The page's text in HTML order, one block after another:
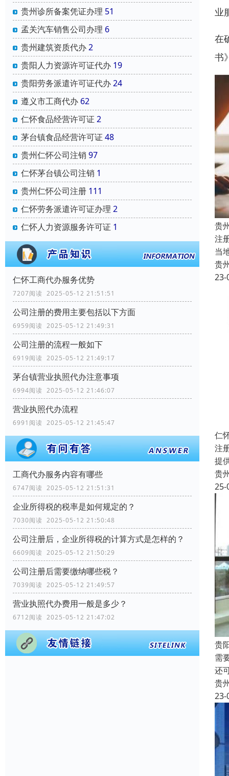
贵州诊所备案凭证办理 51
孟关汽车销售公司办理 6
贵州建筑资质代办2
贵阳人力资源许可证代办 19
贵阳劳务派遣许可证代办24
遵义市工商代办 62
仁怀食品经营许可证 2
茅台镇食品经营许可证 48
贵州仁怀公司注销 97
仁怀茅台镇公司注销 1
贵州仁怀公司注册 111
仁怀劳务派遣许可证办理 2
仁怀人力资源服务许可证 1
仁怀工商代办服务优势
7207阅读 2025-05-12 21:51:51
公司注册的费用主要包括以下方面
6959阅读 2025-05-12 21:49:31
公司注册的流程一般如下
6919阅读 2025-05-12 21:49:17
茅台镇营业执照代办注意事项
6994阅读 2025-05-12 21:46:07
营业执照代办流程
6991阅读 2025-05-12 21:45:47
工商代办服务内容有哪些
6747阅读 2025-05-12 21:51:31
企业所得税的税率是如何规定的？
7030阅读 2025-05-12 21:50:48
公司注册后，企业所得税的计算方式是怎样的？
6609阅读 2025-05-12 21:50:29
公司注册后需要缴纳哪些税？
7039阅读 2025-05-12 21:49:57
营业执照代办费用一般是多少？
6712阅读 2025-05-12 21:47:02
业
在
书
贵
注
当
贵
23-
仁
注
提
贵
25-
贵
需
还
贵
23-